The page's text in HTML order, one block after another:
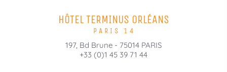
HÔTEL TERMINUS ORLÉANS
PARIS 14
197, Bd Brune - 75014 PARIS
+33 (0)1 45 39 71 44